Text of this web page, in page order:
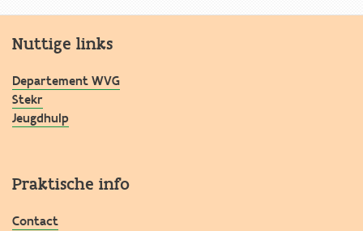
Nuttige links
Departement WVG
Stekr
Jeugdhulp
Praktische info
Contact